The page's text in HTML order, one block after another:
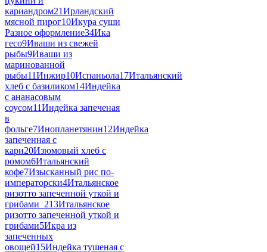
кариандром21Ирландский
мясной пирог10Икура суши
Разное оформление34Ика
гесо9Иваши из свежей
рыбы9Иваши из
маринованной
рыбы11Инжир10Испаньола17Итальянский
хлеб с базиликом14Индейка
с ананасовым
соусом11Индейка запеченая
в
фольге7Инопланетянин12Индейка
запеченная с
кари20Изюмовый хлеб с
ромом6Итальянский
кофе7Изысканный рис по-
императорски4Итальянское
ризотто запеченной уткой и
грибами_213Итальянское
ризотто запеченной уткой и
грибами5Икра из
запеченных
овощей15Индейка тушеная с